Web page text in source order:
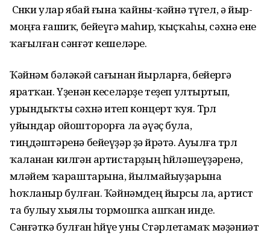
Сөнки улар ябай ғына ҡайны-ҡәйнә түгел, ә йыр-
моңға ғашиҡ, бейеүгә маһир, ҡыҫҡаһы, сәхнә ене
ҡағылған сәнғәт кешеләре.
Ҡәйнәм бәләкәй сағынан йырларға, бейергә
яратҡан. Үҙенән кеселәрҙе теҙеп ултыртып,
урындыҡты сәхнә итеп концерт ҡуя. Төрлө
уйындар ойошторорға ла әүәҫ була,
тиңдәштәренә бейеүҙәр ҙә өйрәтә. Ауылға төрлө
ҡаланан килгән артистарҙың һөйләшеүҙәренә,
мөләйем ҡараштарына, йылмайыуҙарына
һоҡланыр булған. Ҡәйнәмдең йырсы ла, артист
та булыу хыялы тормошҡа ашҡан инде.
Сәнғәткә булған һөйөүе уны Стәрлетамаҡ мәҙәниәт